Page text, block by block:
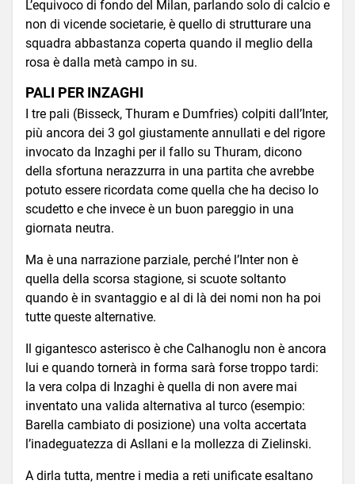
L’equivoco di fondo del Milan, parlando solo di calcio e
non di vicende societarie, è quello di strutturare una
squadra abbastanza coperta quando il meglio della
rosa è dalla metà campo in su.
PALI PER INZAGHI
I tre pali (Bisseck, Thuram e Dumfries) colpiti dall’Inter,
più ancora dei 3 gol giustamente annullati e del rigore
invocato da Inzaghi per il fallo su Thuram, dicono
della sfortuna nerazzurra in una partita che avrebbe
potuto essere ricordata come quella che ha deciso lo
scudetto e che invece è un buon pareggio in una
giornata neutra.
Ma è una narrazione parziale, perché l’Inter non è
quella della scorsa stagione, si scuote soltanto
quando è in svantaggio e al di là dei nomi non ha poi
tutte queste alternative.
Il gigantesco asterisco è che Calhanoglu non è ancora
lui e quando tornerà in forma sarà forse troppo tardi:
la vera colpa di Inzaghi è quella di non avere mai
inventato una valida alternativa al turco (esempio:
Barella cambiato di posizione) una volta accertata
l’inadeguatezza di Asllani e la mollezza di Zielinski.
A dirla tutta, mentre i media a reti unificate esaltano